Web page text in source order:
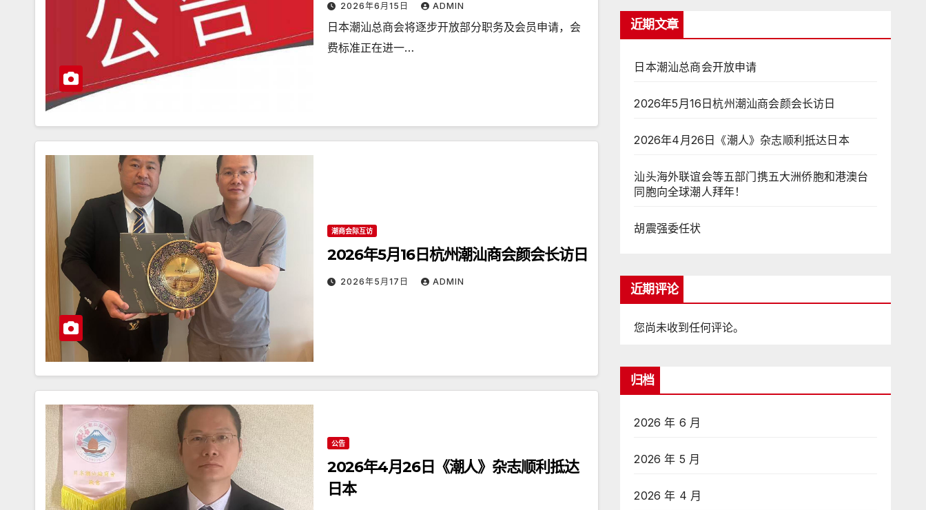
2026年6月15日 ADMIN
日本潮汕总商会将逐步开放部分职务及会员申请，会
费标准正在进一…
潮商会际互访
2026年5月16日杭州潮汕商会颜会长访日
2026年5月17日 ADMIN
公告
2026年4月26日《潮人》杂志顺利抵达
日本
近期文章
日本潮汕总商会开放申请
2026年5月16日杭州潮汕商会颜会长访日
2026年4月26日《潮人》杂志顺利抵达日本
汕头海外联谊会等五部门携五大洲侨胞和港澳台
同胞向全球潮人拜年！
胡震强委任状
近期评论
您尚未收到任何评论。
归档
2026 年 6 月
2026 年 5 月
2026 年 4 月